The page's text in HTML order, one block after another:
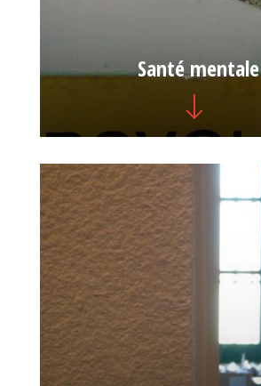
Santé mentale